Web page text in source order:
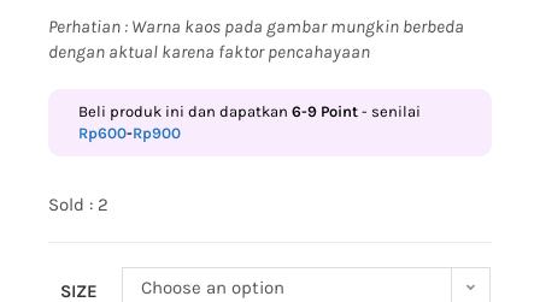
Perhatian : Warna kaos pada gambar mungkin berbeda
dengan aktual karena faktor pencahayaan
Beli produk ini dan dapatkan6-9 Point - senilai
Rp600-Rp900
Sold : 2
SIZE Choose an option